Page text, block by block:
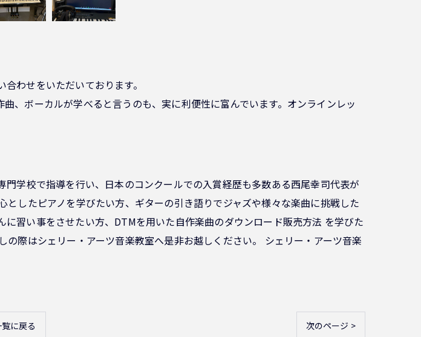
わせをいただいております。
、ボーカルが学べると言うのも、実に利便性に富んでいます。オンラインレッ
学校で指導を行い、日本のコンクールでの入賞経歴も多数ある西尾幸司代表が
したピアノを学びたい方、ギターの引き語りでジャズや様々な楽曲に挑戦した
習い事をさせたい方、DTMを用いた自作楽曲のダウンロード販売方法 を学びた
際はシェリー・アーツ音楽教室へ是非お越しください。 シェリー・アーツ音楽
覧に戻る 次のページ >